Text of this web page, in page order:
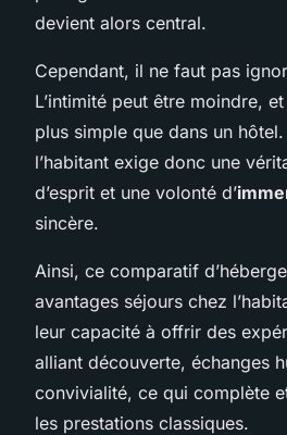
devient alors central.
Cependant, il ne faut pas
L’intimité peut être moindre,
plus simple que dans un
l’habitant exige donc une
d’esprit et une volonté d’
sincère.
Ainsi, ce comparatif
avantages séjours chez
leur capacité à offrir des
alliant découverte, échanges
convivialité, ce qui complète
les prestations classiques.